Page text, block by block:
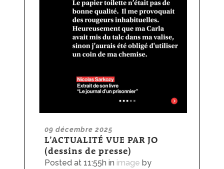
09 décembre 2025
L’ACTUALITÉ VUE PAR JO
(dessins de presse)
Posted at 11:55h in image by